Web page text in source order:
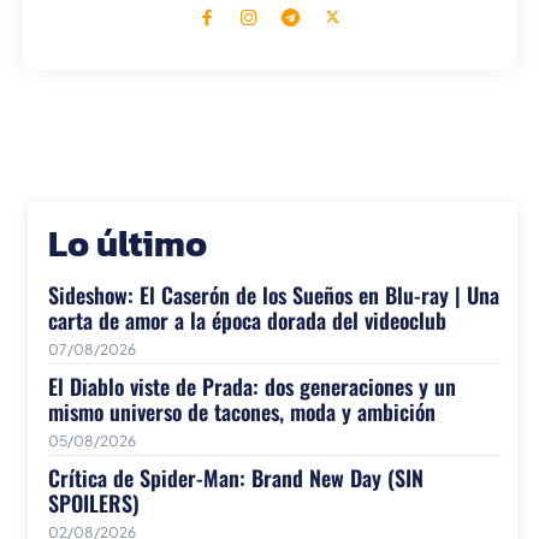
Lo último
Sideshow: El Caserón de los Sueños en Blu-ray | Una
carta de amor a la época dorada del videoclub
07/08/2026
El Diablo viste de Prada: dos generaciones y un
mismo universo de tacones, moda y ambición
05/08/2026
Crítica de Spider-Man: Brand New Day (SIN
SPOILERS)
02/08/2026